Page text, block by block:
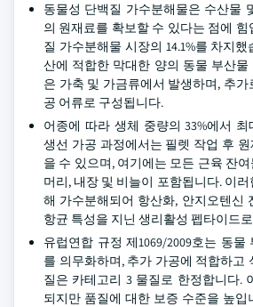
동물성 단백질 가수분해물은 수산물
의 원재료를 확보할 수 있다는 점에 힘
질 가수분해물 시장의 14.1%를 차지
산에 적합한 막대한 양의 동물 부산물
은 가축 및 가금류에서 발생하며, 추
공 어류로 구성됩니다.
어종에 따라 생체 중량의 33%에서 최
생선 가공 과정에서는 필렛 작업 후
을 수 있으며, 여기에는 모든 근육 잔
머리, 내장 및 비늘이 포함됩니다. 이
해 가수분해되어 항산화, 안지오텐신
항균 특성을 지닌 생리활성 펩타이드
유럽연합 규정 제1069/2009호는 동
를 의무화하며, 추가 가공에 적합하고
질은 카테고리 3 물질로 한정합니다.
되지만 품질에 대한 보증 수준을 높입